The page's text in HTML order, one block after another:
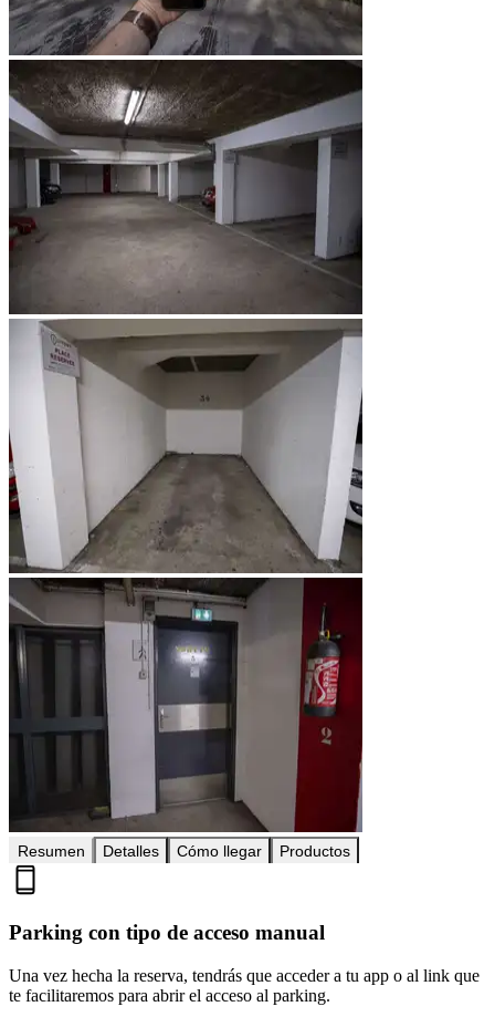
Resumen Detalles Cómo llegar Productos
Parking con tipo de acceso manual
Una vez hecha la reserva, tendrás que acceder a tu app o al link que
te facilitaremos para abrir el acceso al parking.